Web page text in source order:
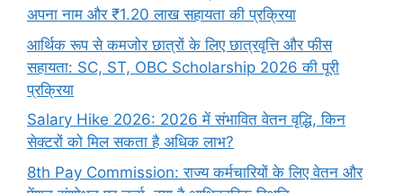
अपना नाम और ₹1.20 लाख सहायता की प्रक्रिया
आर्थिक रूप से कमजोर छात्रों के लिए छात्रवृत्ति और फीस
सहायता: SC, ST, OBC Scholarship 2026 की पूरी
प्रक्रिया
Salary Hike 2026: 2026 में संभावित वेतन वृद्धि, किन
सेक्टरों को मिल सकता है अधिक लाभ?
8th Pay Commission: राज्य कर्मचारियों के लिए वेतन और